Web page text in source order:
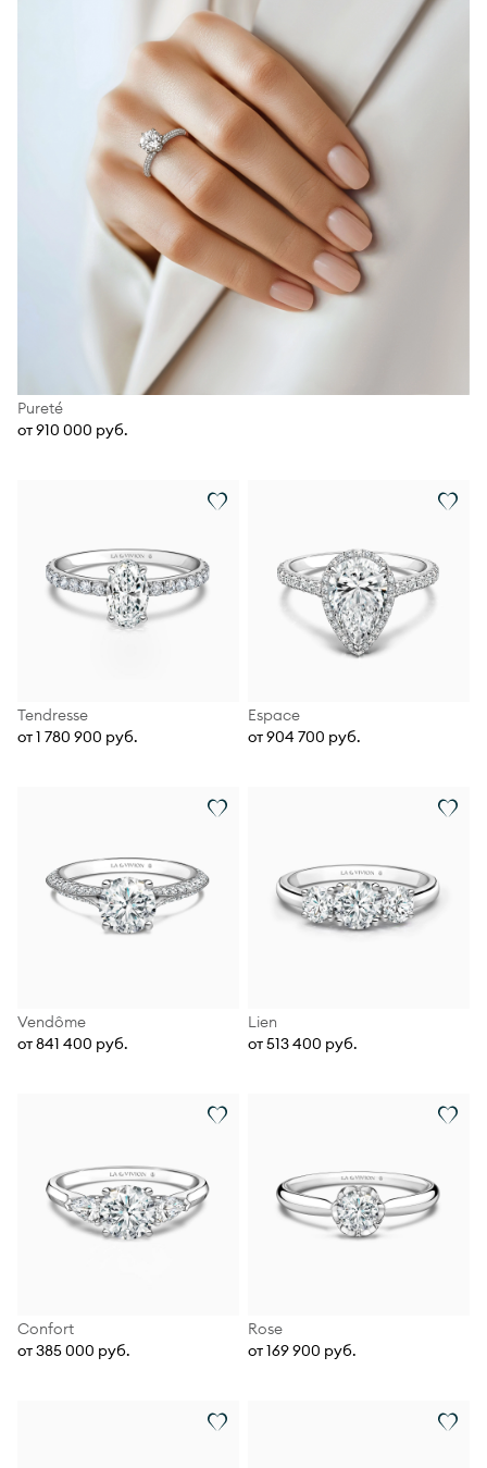
Pureté
от 910 000 руб.
Tendresse
от 1 780 900 руб.
Espace
от 904 700 руб.
Vendôme
от 841 400 руб.
Lien
от 513 400 руб.
Confort
от 385 000 руб.
Rose
от 169 900 руб.